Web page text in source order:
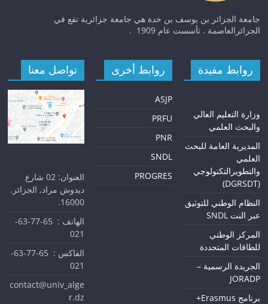
جامعة الجزائر بن يوسف بن خدة هي جامعة جزائرية تقع في
الجزائرالعاصمة . تأسست عام 1909 .
روابط مفيدة
وزارة التعليم العالي
والبحث العلمي
المديرية العامة للبحث
العلمي
والتطويرالتكنولوجي
(DGRSDT)
النظام الوطني للتوثيق
عبر النت SNDL
المركز الوطني
للطاقات المتجددة
الجريدة الرسمية –
JORADP
برنامج Erasmus+
روابط أخرى
ASJP
PRFU
PNR
SNDL
PROGRES
تواصل معنا
العنوان: 02 شارع
ديدوش مراد, الجزائر.
16000.
الهاتف : 65-77-63-
021
الفاكس : 65-77-63-
021
contact@univ_alge
r.dz